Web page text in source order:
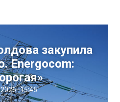
закупила
Energocom:
15:45